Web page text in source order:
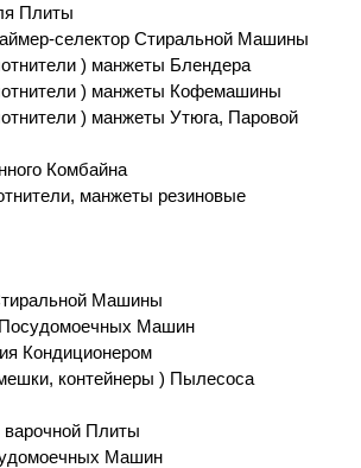
Плиты
селектор Стиральной Машины
) манжеты Блендера
) манжеты Кофемашины
) манжеты Утюга, Паровой
Комбайна
манжеты резиновые
Машины
Машин
Кондиционером
контейнеры ) Пылесоса
Плиты
Машин